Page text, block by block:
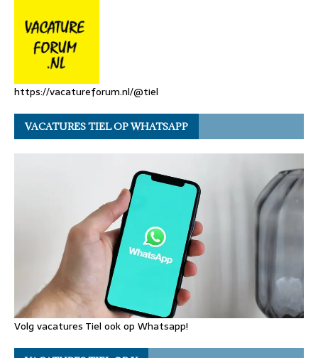
https://vacatureforum.nl/@tiel
VACATURES TIEL OP WHATSAPP
Volg vacatures Tiel ook op Whatsapp!